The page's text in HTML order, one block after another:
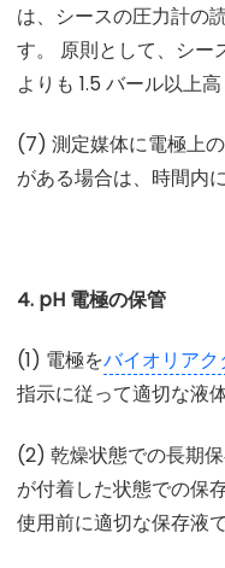
は、シースの圧力計の
す。 原則として、シー
よりも 1.5 バール以上
(7) 測定媒体に電極上
がある場合は、時間内
4. pH 電極の保管
(1) 電極をバイオリアク
指示に従って適切な液
(2) 乾燥状態での長期
が付着した状態での保
使用前に適切な保存液